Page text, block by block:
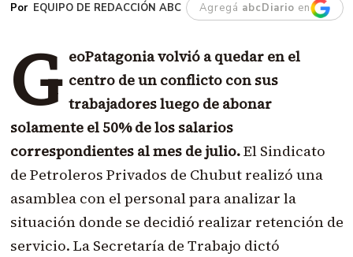
EQUIPO DE REDACCIÓN ABC Agregá abcDiario en
G eoPatagonia volvió a quedar en el
centro de un conflicto con sus
trabajadores luego de abonar
solamente el 50% de los salarios
correspondientes al mes de julio.El Sindicato
de Petroleros Privados de Chubut realizó una
asamblea con el personal para analizar la
situación donde se decidió realizar retención de
servicio. La Secretaría de Trabajo dictó